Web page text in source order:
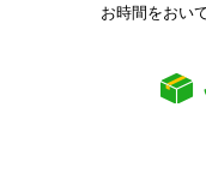
お時間をおい